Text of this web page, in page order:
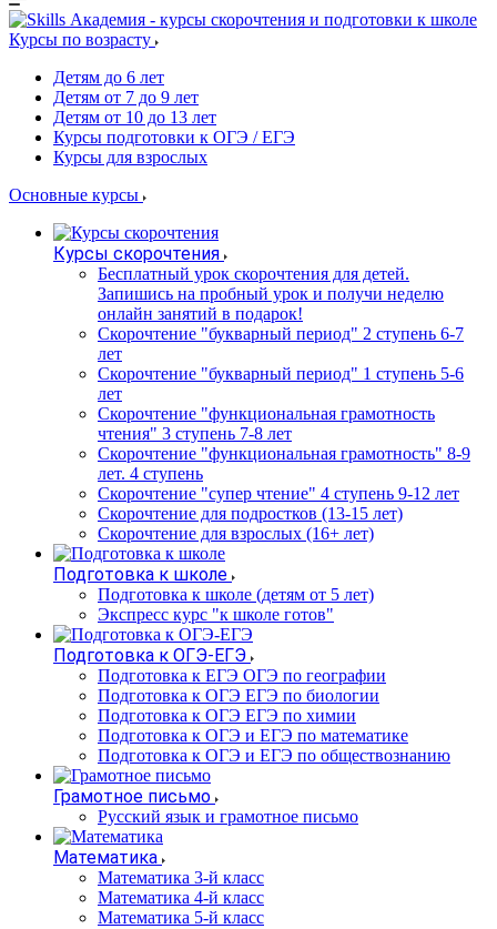
Курсы по возрасту
Детям до 6 лет
Детям от 7 до 9 лет
Детям от 10 до 13 лет
Курсы подготовки к ОГЭ / ЕГЭ
Курсы для взрослых
Основные курсы
Курсы скорочтения
Бесплатный урок скорочтения для детей.
Запишись на пробный урок и получи неделю
онлайн занятий в подарок!
Cкорочтение "букварный период" 2 ступень 6-7
лет
Скорочтение "букварный период" 1 ступень 5-6
лет
Скорочтение "функциональная грамотность
чтения" 3 ступень 7-8 лет
Скорочтение "функциональная грамотность" 8-9
лет. 4 ступень
Скорочтение "супер чтение" 4 ступень 9-12 лет
Скорочтение для подростков (13-15 лет)
Cкорочтение для взрослых (16+ лет)
Подготовка к школе
Подготовка к школе (детям от 5 лет)
Экспресс курс "к школе готов"
Подготовка к ОГЭ-ЕГЭ
Подготовка к ЕГЭ ОГЭ по географии
Подготовка к ОГЭ ЕГЭ по биологии
Подготовка к ОГЭ ЕГЭ по химии
Подготовка к ОГЭ и ЕГЭ по математике
Подготовка к ОГЭ и ЕГЭ по обществознанию
Грамотное письмо
Русский язык и грамотное письмо
Математика
Математика 3-й класс
Математика 4-й класс
Математика 5-й класс